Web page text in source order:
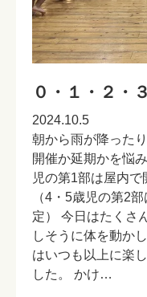
０・１・２・
2024.10.5
朝から雨が降った
開催か延期かを悩
児の第1部は屋内で
（4・5歳児の第2
定） 今日はたくさ
しそうに体を動か
はいつも以上に楽
した。 かけ…